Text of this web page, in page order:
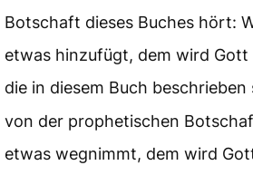
Botschaft dieses Buches hört:
etwas hinzufügt, dem wird Gott
die in diesem Buch beschrieben
von der prophetischen
etwas wegnimmt, dem wird